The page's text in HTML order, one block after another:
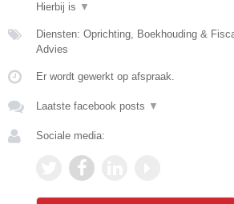
Hierbij is ▼
Diensten: Oprichting, Boekhouding &
Advies
Er wordt gewerkt op afspraak.
Laatste facebook posts ▼
Sociale media: